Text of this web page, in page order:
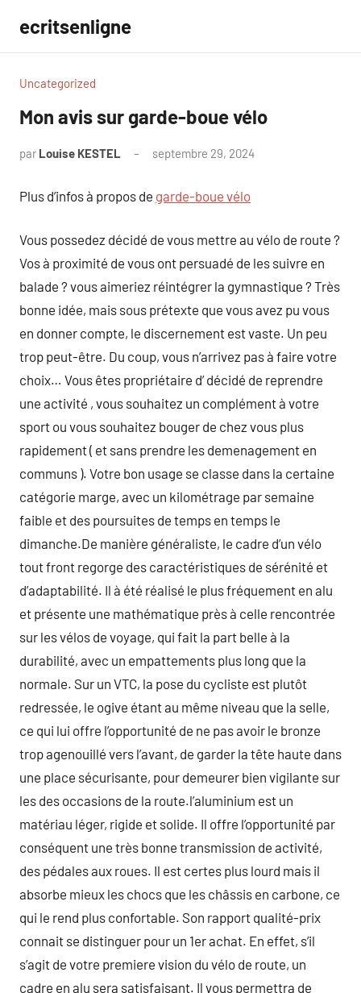
contenu
ecritsenligne
Uncategorized
Mon avis sur garde-boue vélo
par Louise KESTEL septembre 29, 2024
Plus d’infos à propos de garde-boue vélo
Vous possedez décidé de vous mettre au vélo de route ?
Vos à proximité de vous ont persuadé de les suivre en
balade ? vous aimeriez réintégrer la gymnastique ? Très
bonne idée, mais sous prétexte que vous avez pu vous
en donner compte, le discernement est vaste. Un peu
trop peut-être. Du coup, vous n’arrivez pas à faire votre
choix… Vous êtes propriétaire d’ décidé de reprendre
une activité , vous souhaitez un complément à votre
sport ou vous souhaitez bouger de chez vous plus
rapidement ( et sans prendre les demenagement en
communs ). Votre bon usage se classe dans la certaine
catégorie marge, avec un kilométrage par semaine
faible et des poursuites de temps en temps le
dimanche.De manière généraliste, le cadre d’un vélo
tout front regorge des caractéristiques de sérénité et
d’adaptabilité. Il à été réalisé le plus fréquement en alu
et présente une mathématique près à celle rencontrée
sur les vélos de voyage, qui fait la part belle à la
durabilité, avec un empattements plus long que la
normale. Sur un VTC, la pose du cycliste est plutôt
redressée, le ogive étant au même niveau que la selle,
ce qui lui offre l’opportunité de ne pas avoir le bronze
trop agenouillé vers l’avant, de garder la tête haute dans
une place sécurisante, pour demeurer bien vigilante sur
les des occasions de la route.l’aluminium est un
matériau léger, rigide et solide. Il offre l’opportunité par
conséquent une très bonne transmission de activité,
des pédales aux roues. Il est certes plus lourd mais il
absorbe mieux les chocs que les châssis en carbone, ce
qui le rend plus confortable. Son rapport qualité-prix
connait se distinguer pour un 1er achat. En effet, s’il
s’agit de votre premiere vision du vélo de route, un
cadre en alu sera satisfaisant. Il vous permettra de